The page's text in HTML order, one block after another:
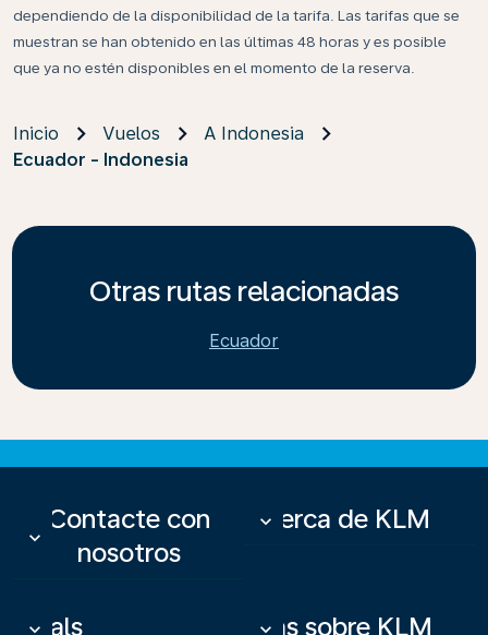
dependiendo de la disponibilidad de la tarifa. Las tarifas que se
muestran se han obtenido en las últimas 48 horas y es posible
que ya no estén disponibles en el momento de la reserva.
Inicio Vuelos
A Indonesia
Ecuador - Indonesia
Otras rutas relacionadas
Ecuador
Contacte con
nosotros
keyboard_arrow_down
Acerca de KLM
keyboard_arrow_down
Deals
keyboard_arrow_down Más sobre KLM
keyboard_arrow_down